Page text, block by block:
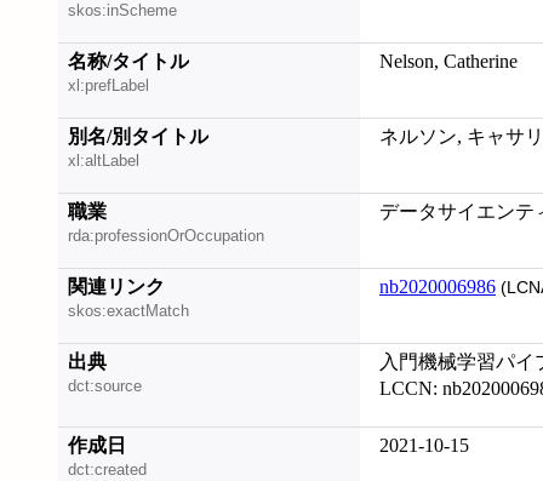
skos:inScheme
名称/タイトル
xl:prefLabel
Nelson, Catherine
別名/別タイトル
xl:altLabel
ネルソン, キャサ
職業
rda:professionOrOccupation
データサイエンテ
関連リンク
skos:exactMatch
nb2020006986
出典
dct:source
入門機械学習パイ
LCCN:
作成日
dct:created
2021-10-15